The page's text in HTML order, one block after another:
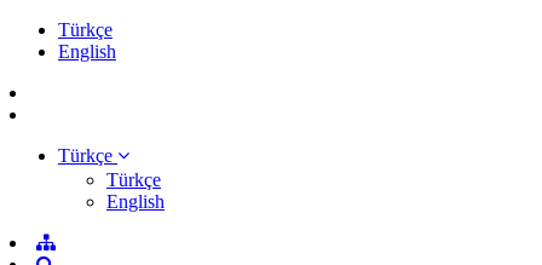
Türkçe
English
Türkçe
Türkçe
English